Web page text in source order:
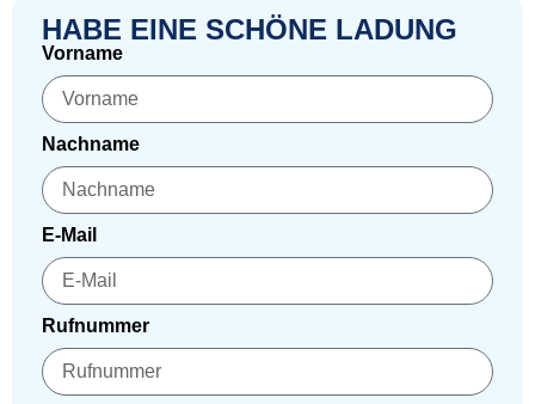
HABE EINE SCHÖNE LADUNG
Vorname
Nachname
E-Mail
Rufnummer